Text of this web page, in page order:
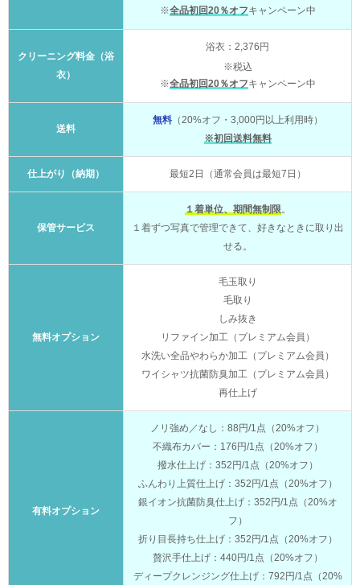
※全品初回20％オフキャンペーン中
クリーニング料金（浴
衣）
浴衣：2,376円
※税込
※全品初回20％オフキャンペーン中
送料
無料（20%オフ・3,000円以上利用時）
※初回送料無料
仕上がり（納期） 最短2日（通常会員は最短7日）
保管サービス
１着単位、期間無制限。
１着ずつ写真で管理できて、好きなときに取り出
せる。
無料オプション
毛玉取り
毛取り
しみ抜き
リファイン加工（プレミアム会員）
水洗い全品やわらか加工（プレミアム会員）
ワイシャツ抗菌防臭加工（プレミアム会員）
再仕上げ
有料オプション
ノリ強め／なし：88円/1点（20%オフ）
不織布カバー：176円/1点（20%オフ）
撥水仕上げ：352円/1点（20%オフ）
ふんわり上質仕上げ：352円/1点（20%オフ）
銀イオン抗菌防臭仕上げ：352円/1点（20%オ
フ）
折り目長持ち仕上げ：352円/1点（20%オフ）
贅沢手仕上げ：440円/1点（20%オフ）
ディープクレンジング仕上げ：792円/1点（20%